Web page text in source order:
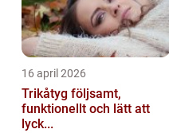
16 april 2026
Trikåtyg följsamt,
funktionellt och lätt att
lyck...